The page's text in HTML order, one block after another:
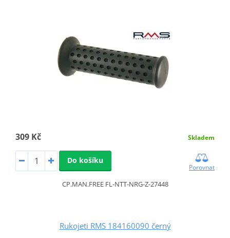
309 Kč Skladem
Do košíku
Porovnat
CP.MAN.FREE FL-NTT-NRG-Z-27448
Rukojeti RMS 184160090 černý